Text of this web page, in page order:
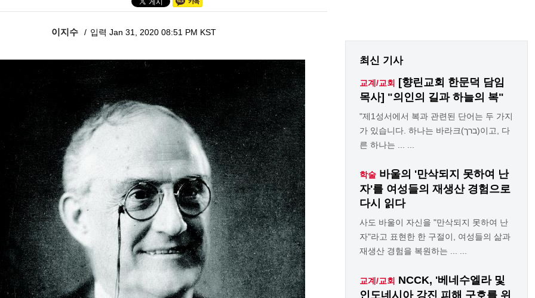
이지수 입력 Jan 31, 2020 08:51 PM KST
최신 기사
교계/교회
[향린교회 한문덕 담임
목사] "의인의 길과 하늘의 복"
"제1성서에서 복과 관련된 단어는 두 가지
가 있습니다. 하나는 바라크(ברך)이고, 다
른 하나는 ... ...
학술 바울의 '만삭되지 못하여 난
자'를 여성들의 재생산 경험으로
다시 읽다
사도 바울이 자신을 "만삭되지 못하여 난
자"라고 표현한 한 구절이, 여성들의 삶과
재생산 경험을 복원하는 ... ...
교계/교회 NCCK, '베네수엘라 및
인도네시아 강진 피해 구호를 위